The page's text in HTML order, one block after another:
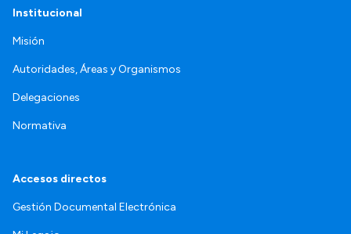
Institucional
Misión
Autoridades, Áreas y Organismos
Delegaciones
Normativa
Accesos directos
Gestión Documental Electrónica